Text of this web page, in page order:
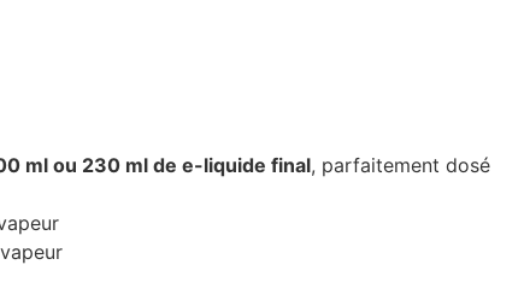
ml ou 230 ml de e-liquide final, parfaitement dosé